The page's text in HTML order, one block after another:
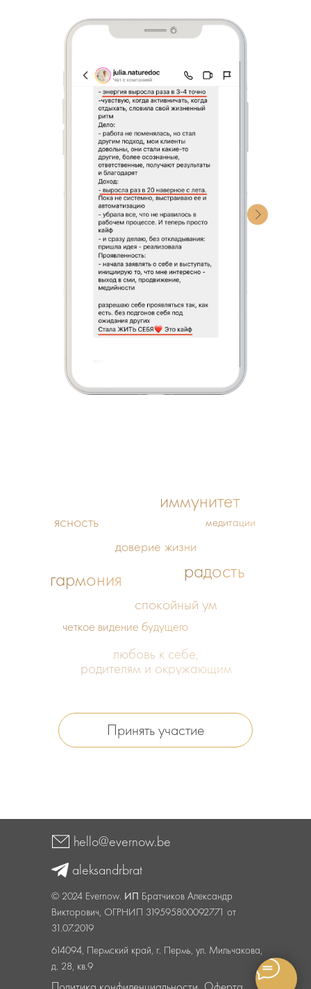
ясность
иммунитет
доверие жизни
любовь к себе,
родителям и окружающим
четкое видение будущего
спокойный ум
медитации
радость
гармония
Принять участие
© 2024 Evernow. ИП Братчиков Александр
Викторович, ОГРНИП 319595800092771 от
31.07.2019
614094, Пермский край, г. Пермь, ул. Мильчакова,
д. 28, кв.9
hello@evernow.be
aleksandrbrat